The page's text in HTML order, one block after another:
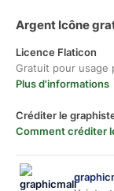
Argent Icône
Licence Flaticon
Gratuit pour usage
Plus d'informations
Créditer le
Comment créditer